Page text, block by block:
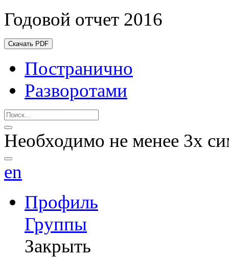
Годовой отчет 2016
Скачать PDF
Постранично
Разворотами
Необходимо не менее 3х
en
Профиль
Группы
Закрыть